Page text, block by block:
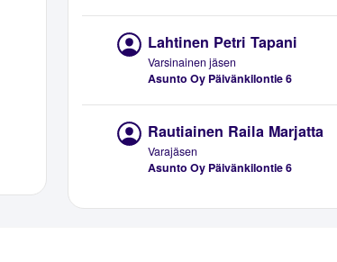
Lahtinen Petri Tapani
Varsinainen jäsen
Asunto Oy Päivänkilontie 6
Rautiainen Raila Marjatta
Varajäsen
Asunto Oy Päivänkilontie 6